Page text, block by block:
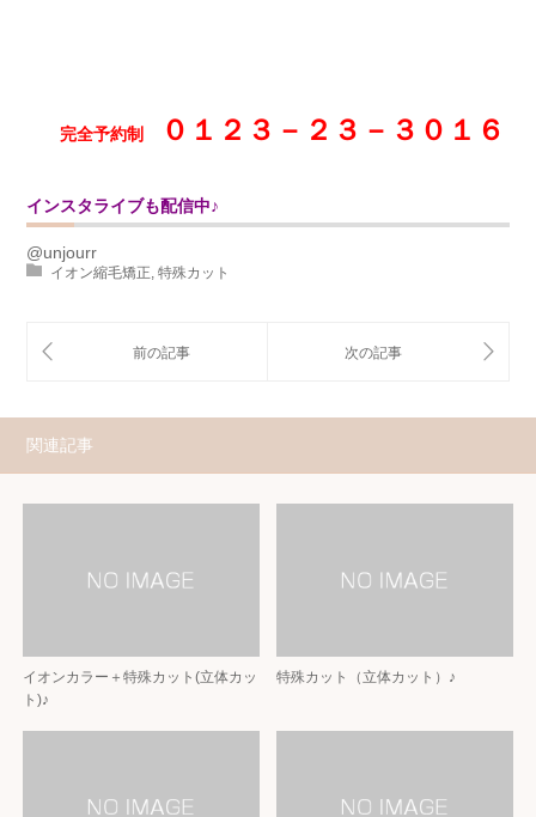
完全予約制 ０１２３－２３－３０１６
インスタライブも配信中♪
@unjourr
イオン縮毛矯正 特殊カット
関連記事
イオンカラー＋特殊カット(立体カッ
ト)♪
特殊カット（立体カット）♪